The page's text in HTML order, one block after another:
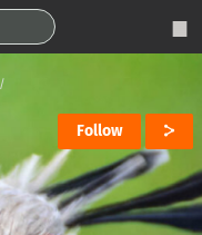
Follow